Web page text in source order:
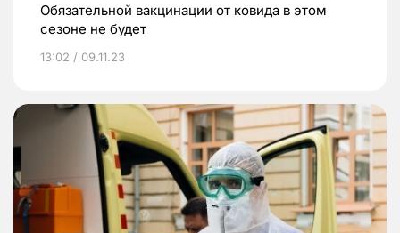
Обязательной вакцинации от ковида в этом
сезоне не будет
13:02 / 09.11.23